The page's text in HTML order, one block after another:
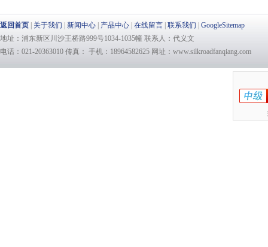
返回首页 关于我们 新闻中心 产品中心 在线留言 联系我们
GoogleSitemap
地址：浦东新区川沙王桥路999号1034-1035幢 联系人：代义文
电话：021-20363010 传真： 手机：18964582625 网址：www.silkroadfanqiang.com